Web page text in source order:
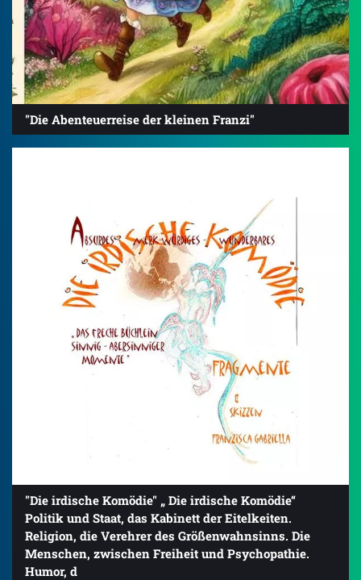
"Die Abenteuerreise der kleinen Franzi"
"Die irdische Komödie" „ Die irdische Komödie“
Politik und Staat, das Kabinett der Eitelkeiten.
Religion, die Verehrer des Größenwahnsinns. Die
Menschen, zwischen Freiheit und Psychopathie.
Humor, d